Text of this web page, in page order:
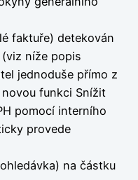
faktuře) detekován
níže popis
jednoduše přímo z
funkci Snížit
pomocí interního
provede
na částku